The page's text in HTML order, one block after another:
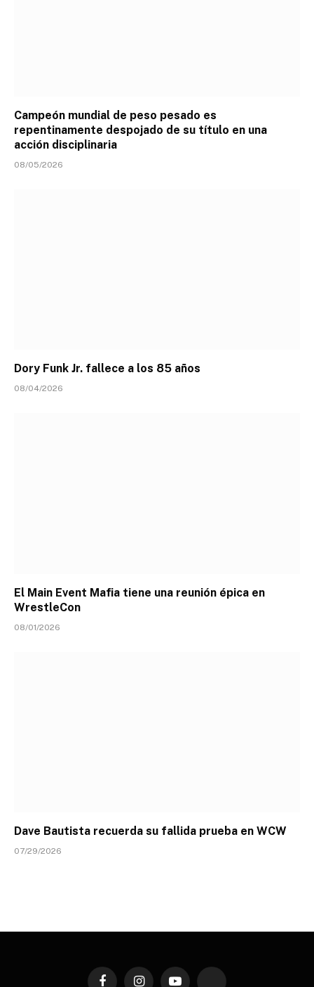
Campeón mundial de peso pesado es
repentinamente despojado de su título en una
acción disciplinaria
08/05/2026
Dory Funk Jr. fallece a los 85 años
08/04/2026
El Main Event Mafia tiene una reunión épica en
WrestleCon
08/01/2026
Dave Bautista recuerda su fallida prueba en WCW
07/29/2026